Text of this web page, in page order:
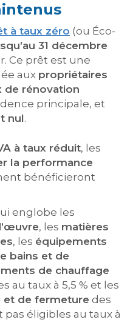
à taux zéro (ou Éco-
31 décembre
Ce prêt est une
aux propriétaires
de rénovation
principale, et
nul.
à taux réduit, les
la performance
bénéficieront
englobe les
, les matières
, les équipements
bains et de
de chauffage
au taux à 5,5 % et les
et de fermeture des
éligibles au taux à